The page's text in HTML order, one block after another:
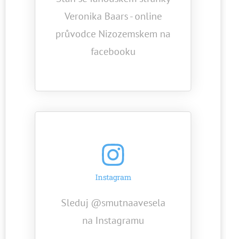
Veronika Baars - online
průvodce Nizozemskem na
facebooku
Instagram
Sleduj @smutnaavesela
na Instagramu